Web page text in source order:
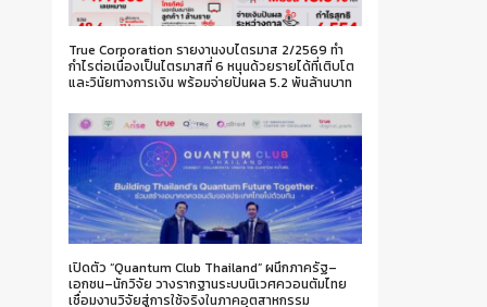
True Corporation รายงานงบไตรมาส 2/2569 ทำ
กำไรต่อเนื่องเป็นไตรมาสที่ 6 หนุนด้วยรายได้ที่เติบโต
และวินัยทางการเงิน พร้อมจ่ายปันผล 5.2 พันล้านบาท
เปิดตัว “Quantum Club Thailand” ผนึกภาครัฐ–
เอกชน–นักวิจัย วางรากฐานระบบนิเวศควอนตัมไทย
เชื่อมงานวิจัยสู่การใช้จริงในภาคอุตสาหกรรม